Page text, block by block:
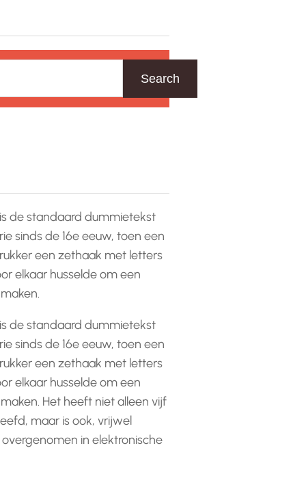
Search
de standaard dummietekst
sinds de 16e eeuw, toen een
een zethaak met letters
elkaar husselde om een
de standaard dummietekst
sinds de 16e eeuw, toen een
een zethaak met letters
elkaar husselde om een
Het heeft niet alleen vijf
maar is ook, vrijwel
in elektronische